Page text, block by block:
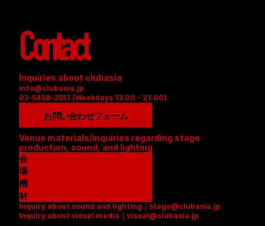
Contact
Inquiries about clubasia
info@clubasia.jp
03-5458-2551 (Weekdays 13:00 - 21:00)
お問い合わせフォーム
Venue materials/inquiries regarding stage
production, sound, and lighting
会
場
資
料
(
P
機
材
リ
ス
Inquiry about sound and lighting｜stage@clubasia.jp
Inquiry about visual media｜visual@clubasia.jp